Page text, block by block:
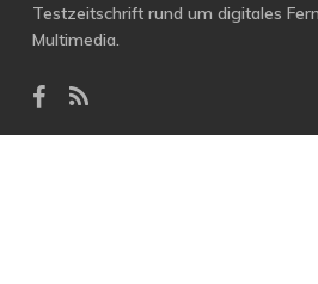
Testzeitschrift rund um digitales
Multimedia.
facebook
RSS